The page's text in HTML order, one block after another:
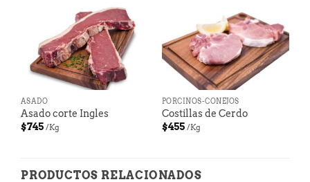
ASADO
Asado corte Ingles
$745 /Kg
PORCINOS-CONEJOS
Costillas de Cerdo
$455 /Kg
PRODUCTOS RELACIONADOS